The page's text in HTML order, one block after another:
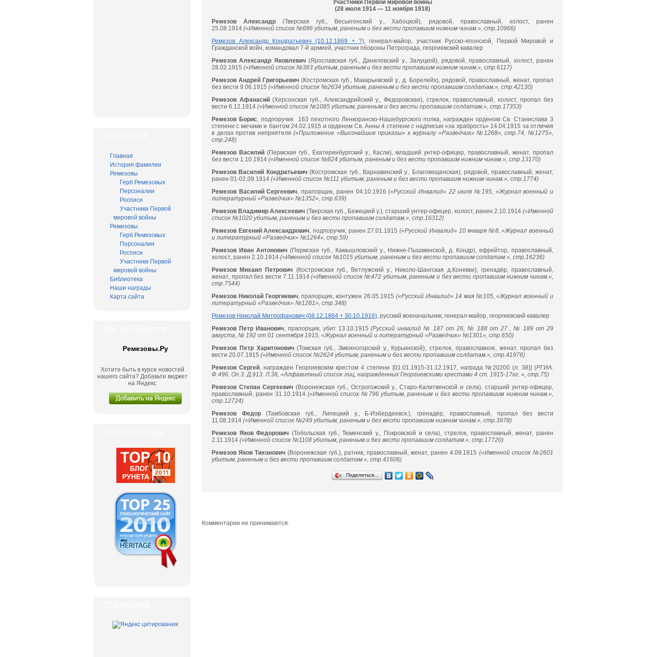
Участники Первой мировой войны
(28 июля 1914 — 11 ноября 1918)
Ремезов Александр (Тверская губ., Весьегонский у., Хабоцкой), рядовой, православный, холост, ранен
25.08.1914 («Именной список №686 убитым, раненым и без вести пропавшим нижним чинам.», стр.10966)
Ремезов Александр Кондратьевич (10.12.1869 + ?), генерал-майор, участник Русско-японской, Первой Мировой и
Гражданской войн, командовал 7-й армией, участник обороны Петрограда, георгиевский кавалер
Ремезов Александр Яковлевич (Ярославская губ., Даниловский у., Залуцкой), рядовой, православный, холост, ранен
28.02.1915 («Именной список №383 убитым, раненым и без вести пропавшим нижним чинам.», стр.6117)
Ремезов Андрей Григорьевич (Костромская губ., Макарьевский у., д. Борелейх), рядовой, православный, женат, пропал
без вести 9.06.1915 («Именной список №2634 убитым, раненым и без вести пропавшим солдатам.», стр.42130)
Ремезов Афанасий(Херсонская губ., Александрийский у., Федоровская), стрелок, православный, холост, пропал без
вести 6.12.1914 («Именной список №1085 убитым, раненым и без вести пропавшим солдатам.», стр.17353)
Ремезов Борис, подпоручик 163 пехотного Ленкоранско-Нашебургского полка, награжден орденом Св. Станислава 3
степени с мечами и бантом 24.02.1915 и орденом Св. Анны 4 степени с надписью «за храбрость» 14.04.1915 за отличия
в делах против неприятеля («Приложение «Высочайшие приказы» к журналу «Разведчик» №1268», стр.74, №1275»,
стр.248)
Ремезов Василий (Пермская губ., Екатеринбургский у., Касли), младший унтер-офицер, православный, женат, пропал
без вести 1.10.1914 («Именной список №824 убитым, раненым и без вести пропавшим нижним чинам.», стр.13170)
Ремезов Василий Кондратьевич (Костромская губ., Варнавинский у., Благовещенская), рядовой, православный, женат,
ранен 01-02.09.1914 («Именной список №111 убитым, раненым и без вести пропавшим нижним чинам.», стр.1774)
Ремезов Василий Сергеевич, прапорщик, ранен 04.10.1916(«Русский Инвалид» 22 июля №195, «Журнал военный и
литературный «Разведчик» №1352», стр.639)
Ремезов Владимир Алексеевич (Тверская губ., Бежецкий у.), старший унтер-офицер, холост, ранен 2.10.1914 («Именной
список №1020 убитым, раненым и без вести пропавшим солдатам.», стр.16312)
Ремезов Евгений Александрович, подпоручик, ранен 27.01.1915(«Русский Инвалид» 10 января №8, «Журнал военный
и литературный «Разведчик» №1264», стр.59)
Ремезов Иван Антонович (Пермская губ., Камышловский у., Нижне-Пышминской, д. Кондр), ефрейтор, православный,
холост, ранен 2.10.1914 («Именной список №1015 убитым, раненым и без вести пропавшим солдатам.», стр.16236)
Ремезов Михаил Петрович (Костромская губ., Ветлужский у., Николо-Шангская д.Коневки), гренадёр, православный,
женат, пропал без вести 7.11.1914(«Именной список №472 убитым, раненым и без вести пропавшим нижним чинам.»,
стр.7544)
Ремезов Николай Георгиевич, прапорщик, контужен 26.05.1915 («Русский Инвалид» 14 мая №105, «Журнал военный и
литературный «Разведчик» №1281», стр.348)
Ремезов Николай Митрофанович (08.12.1864 + 30.10.1916), русский военачальник, генерал-майор, георгиевский кавалер
Ремезов Петр Иванович, прапорщик, убит 13.10.1915(Русский инвалид № 187 от 26, № 188 от 27 , № 189 от 29
августа, № 192 от 01 сентября 1915, «Журнал военный и литературный «Разведчик» №1301», стр.650)
Ремезов Петр Харитонович (Томская губ., Змеиногорский у., Курьинской), стрелок, православное, женат, пропал без
вести 20.07.1915 («Именной список №2624 убитым, раненым и без вести пропавшим солдатам.», стр.41976)
Ремезов Сергей, награжден Георгиевским крестом 4 степени [01.01.1915-31.12.1917, награда №20200 (л. 38)] (РГИА.
Ф.496. Оп.3. Д.913. Л.38, «Алфавитный список лиц, награжденных Георгиевскими крестами 4 ст. 1915-17гг. », стр.75)
Ремезов Степан Сергеевич (Воронежская губ., Острогожский у., Старо-Калитвенской и села), старший унтер-офицер,
православный, ранен 31.10.1914 («Именной список №796 убитым, раненым и без вести пропавшим нижним чинам.»,
стр.12724)
Ремезов Федор(Тамбовская губ., Липецкий у., Б-Избердеевск.), гренадёр, православный, пропал без вести
11.08.1914 («Именной список №249 убитым, раненым и без вести пропавшим нижним чинам.», стр.3978)
Ремезов Яков Федорович (Тобольская губ., Тюменский у., Покровской и села), стрелок, православный, женат, ранен
2.11.1914 («Именной список №1108 убитым, раненым и без вести пропавшим солдатам.», стр.17720)
Ремезов Яков Тихонович (Воронежская губ.), ратник, православный, женат, ранен 4.09.1915 («Именной список №2601
убитым, раненым и без вести пропавшим солдатам.», стр.41606)
Поделиться…
Комментарии не принимаются.
Главная
История фамилии
Ремезовы
Герб Ремезовых
Персоналии
Росписи
Участники Первой
мировой войны
Ремизовы
Герб Ремизовых
Персоналии
Росписи
Участники Первой
мировой войны
Библиотека
Наши награды
Карта сайта
Ремезовы.Ру
Хотите быть в курсе новостей
нашего сайта? Добавьте виджет
на Яндекс